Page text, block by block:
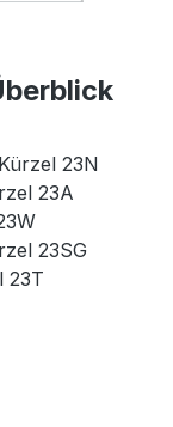
23N
23A
23SG
23T